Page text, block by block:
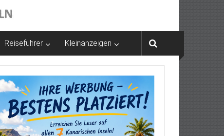
Reiseführer Kleinanzeigen